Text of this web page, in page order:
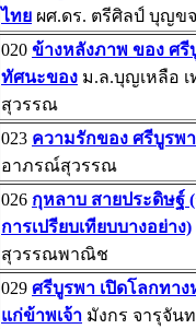
ไทย ผศ.ดร. ตรีศิลป์ บุญข
020 ข้างหลังภาพ ของ ศรี
ทัศนะของ ม.ล.บุญเหลือ เ
สุวรรณ
023 ความรักของ ศรีบูรพา
อาภรณ์สุวรรณ
026 กุหลาบ สายประดิษฐ์
การเปรียบเทียบบางอย่าง)
สุวรรณพาณิช
029 ศรีบูรพา เปิดโลกทา
แก่ข้าพเจ้า มังกร จารุจัน